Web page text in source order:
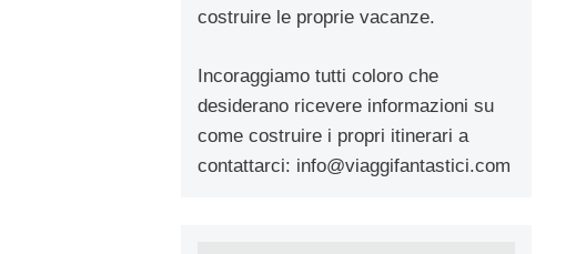
costruire le proprie vacanze.
Incoraggiamo tutti coloro che
desiderano ricevere informazioni su
come costruire i propri itinerari a
contattarci: info@viaggifantastici.com